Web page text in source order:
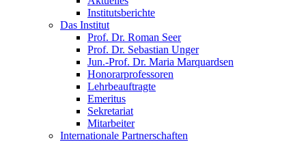
Institutsberichte
Das Institut
Prof. Dr. Roman Seer
Prof. Dr. Sebastian Unger
Jun.-Prof. Dr. Maria Marquardsen
Honorarprofessoren
Lehrbeauftragte
Emeritus
Sekretariat
Mitarbeiter
Internationale Partnerschaften